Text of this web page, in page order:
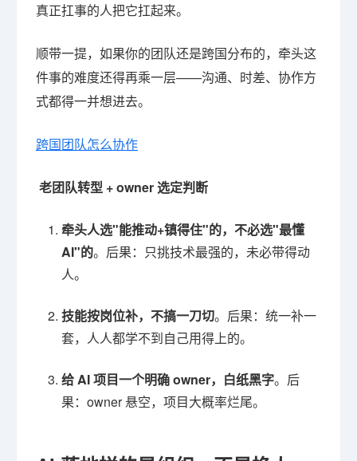
真正扛事的人把它扛起来。
顺带一提，如果你的团队还是跨国分布的，牵头这
件事的难度还得再乘一层——沟通、时差、协作方
式都得一并想进去。
跨国团队怎么协作
老团队转型 + owner 选定判断
牵头人选"能推动+镇得住"的，不必选"最懂
AI"的。后果：只挑技术最强的，未必带得动
人。
技能按岗位补，不搞一刀切。后果：统一补一
套，人人都学不到自己用得上的。
给 AI 项目一个明确 owner，白纸黑字。后
果：owner 悬空，项目大概率烂尾。